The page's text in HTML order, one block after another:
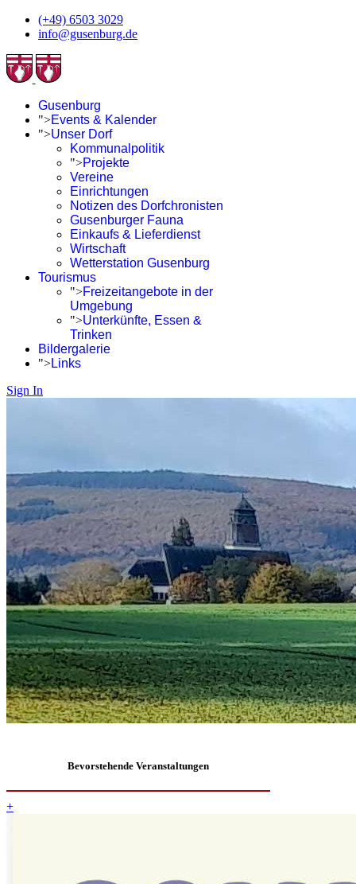
(+49) 6503 3029
info@gusenburg.de
Gusenburg
">Events & Kalender
">Unser Dorf
Kommunalpolitik
">Projekte
Vereine
Einrichtungen
Notizen des Dorfchronisten
Gusenburger Fauna
Einkaufs & Lieferdienst
Wirtschaft
Wetterstation Gusenburg
Tourismus
">Freizeitangebote in der
Umgebung
">Unterkünfte, Essen &
Trinken
Bildergalerie
">Links
Sign In
Bevorstehende Veranstaltungen
+